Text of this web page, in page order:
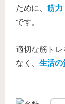
ために、 筋力
です。
適切な筋トレ
なく、 生活の